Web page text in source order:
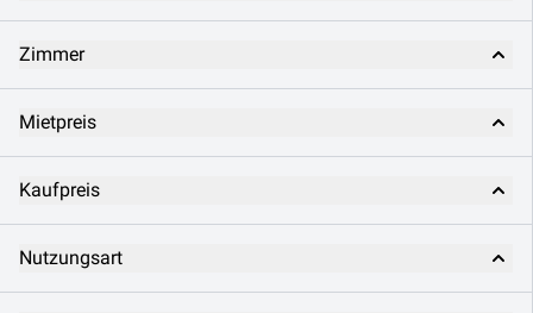
Zimmer
Mietpreis
Kaufpreis
Nutzungsart